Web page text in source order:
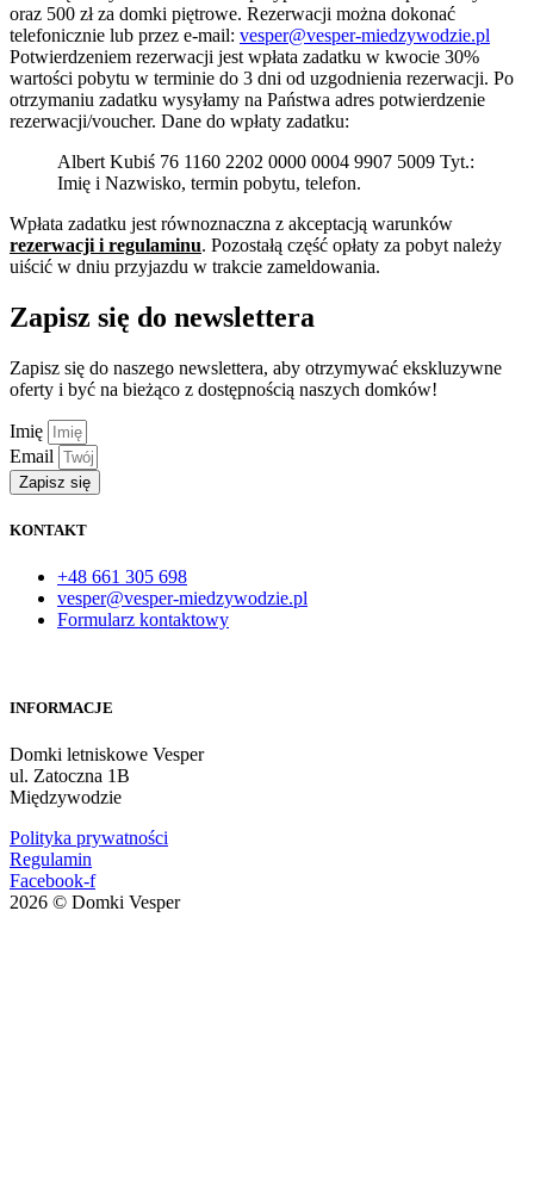
oraz 500 zł za domki piętrowe. Rezerwacji można dokonać
telefonicznie lub przez e-mail: vesper@vesper-miedzywodzie.pl
Potwierdzeniem rezerwacji jest wpłata zadatku w kwocie 30%
wartości pobytu w terminie do 3 dni od uzgodnienia rezerwacji. Po
otrzymaniu zadatku wysyłamy na Państwa adres potwierdzenie
rezerwacji/voucher. Dane do wpłaty zadatku:
Albert Kubiś 76 1160 2202 0000 0004 9907 5009 Tyt.:
Imię i Nazwisko, termin pobytu, telefon.
Wpłata zadatku jest równoznaczna z akceptacją warunków
rezerwacji i regulaminu. Pozostałą część opłaty za pobyt należy
uiścić w dniu przyjazdu w trakcie zameldowania.
Zapisz się do newslettera
Zapisz się do naszego newslettera, aby otrzymywać ekskluzywne
oferty i być na bieżąco z dostępnością naszych domków!
Imię
Email
Zapisz się
KONTAKT
+48 661 305 698
vesper@vesper-miedzywodzie.pl
Formularz kontaktowy
INFORMACJE
Domki letniskowe Vesper
ul. Zatoczna 1B
Międzywodzie
Polityka prywatności
Regulamin
Facebook-f
2026 © Domki Vesper